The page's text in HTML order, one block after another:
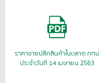
ราคาขายปลีกสินค้าในตลาด กทม
ประจำวันที่ 14 เมษายน 2563